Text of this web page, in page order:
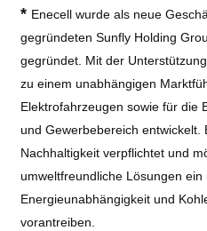
* Enecell wurde als neue
gegründeten Sunfly Holding
gegründet. Mit der
zu einem unabhängigen
Elektrofahrzeugen sowie für die
und Gewerbebereich entwickelt.
Nachhaltigkeit verpflichtet und
umweltfreundliche Lösungen ein
Energieunabhängigkeit und
vorantreiben.